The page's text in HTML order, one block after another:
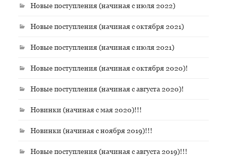
Новые поступления (начиная с июля 2022)
Новые поступления (начиная с октября 2021)
Новые поступления (начиная с июля 2021)
Новые поступления (начиная с октября 2020)!
Новые поступления (начиная с августа 2020)!
Новинки (начиная с мая 2020)!!!
Новинки (начиная с ноября 2019)!!!
Новые поступления (начиная с августа 2019)!!!